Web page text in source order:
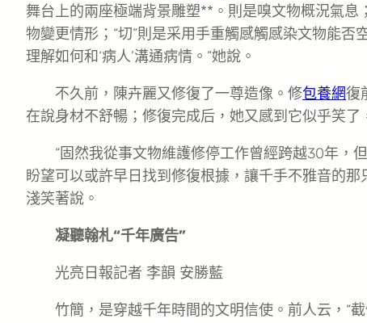
舞台上的兩座極端背景雕塑**。則是嗅文物概況氣息
物變更情形；“切”則是采用手重觸感觸感染文物能否
理解如何和‘病人’溝通病情。”她說。
不久前，陳卉麗又修復了一尊造像。修包養網復
在說身材不舒暢；修復完成后，她又感到它似乎笑了
“固然我從事文物維護修停工作曾經跨越30年，
盼望可以或許早日找到修復根據，讓千手不雅音的那
淺笑著說。
凝聽翰札“千年廣告”
光亮日報記者 李韻 安勝藍
竹簡，是穿越千年時間的文明信使。前人云，“